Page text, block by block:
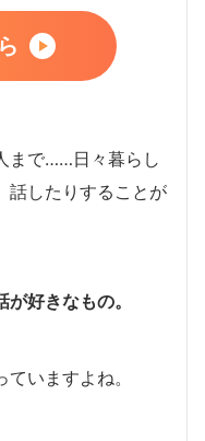
まで……日々暮らし
話したりすることが
好きなもの。
いますよね。